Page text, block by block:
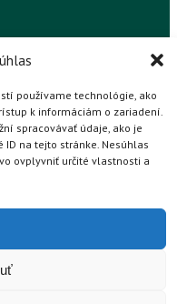
používame technológie, ako
k informáciám o zariadení.
spracovávať údaje, ako je
na tejto stránke. Nesúhlas
ovplyvniť určité vlastnosti a
predajňa.